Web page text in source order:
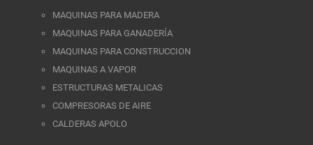
MAQUINAS PARA MADERA
MAQUINAS PARA GANADERÍA
MAQUINAS PARA CONSTRUCCION
MAQUINAS A VAPOR
ESTRUCTURAS METALICAS
COMPRESORAS DE AIRE
CALDERAS APOLO